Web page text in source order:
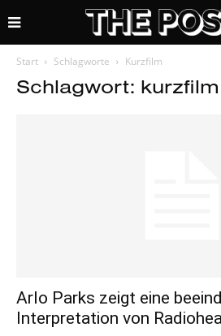
Start Schlagworte Kurzfilm
Schlagwort: kurzfilm
Arlo Parks zeigt eine
Interpretation von